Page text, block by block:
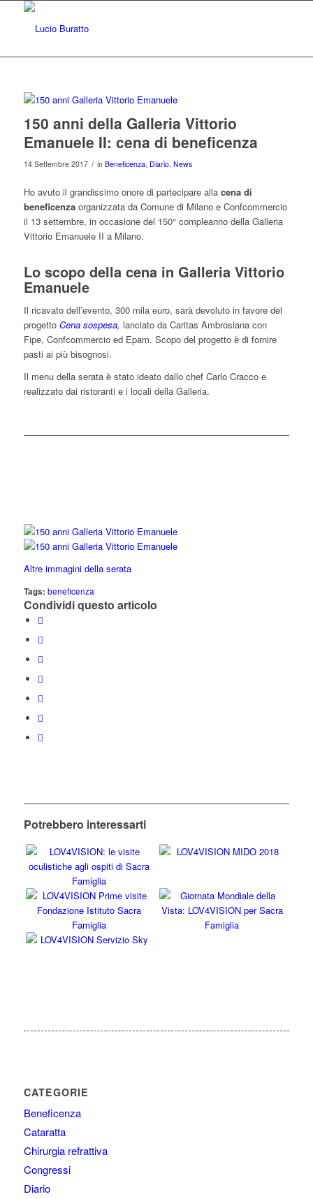
150 anni della Galleria Vittorio
Emanuele II: cena di beneficenza
14 Settembre 2017 / in Beneficenza, Diario, News
Ho avuto il grandissimo onore di partecipare alla cena di
beneficenzaorganizzata da Comune di Milano e Confcommercio
il 13 settembre, in occasione del 150° compleanno della Galleria
Vittorio Emanuele II a Milano.
Lo scopo della cena in Galleria Vittorio
Emanuele
Il ricavato dell’evento, 300 mila euro, sarà devoluto in favore del
progetto Cena sospesa, lanciato da Caritas Ambrosiana con
Fipe, Confcommercio ed Epam. Scopo del progetto è di fornire
pasti ai più bisognosi.
Il menu della serata è stato ideato dallo chef Carlo Cracco e
realizzato dai ristoranti e i locali della Galleria.
Altre immagini della serata
Tags: beneficenza
Condividi questo articolo
Potrebbero interessarti
CATEGORIE
Beneficenza
Cataratta
Chirurgia refrattiva
Congressi
Diario